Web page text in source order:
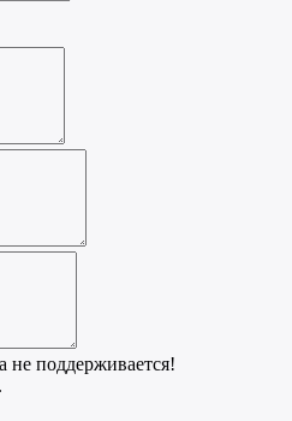
не поддерживается!